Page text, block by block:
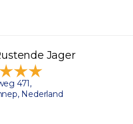
Jager
471,
Nederland